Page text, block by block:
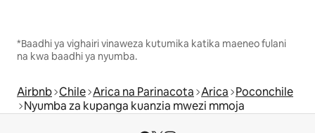
*Baadhi ya vighairi vinaweza kutumika katika maeneo fulani
na kwa baadhi ya nyumba.
Airbnb Chile Arica na Parinacota Arica Poconchile
Nyumba za kupanga kuanzia mwezi mmoja